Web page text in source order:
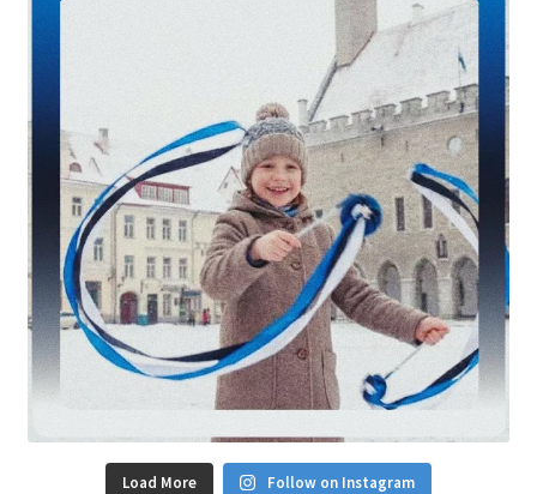
Load More Follow on Instagram